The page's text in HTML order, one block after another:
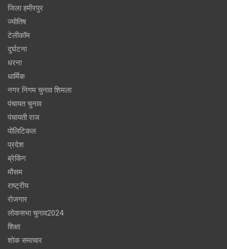
जिला हमीरपुर
ज्योतिष
टेलीकॉम
दुर्घटना
धरना
धार्मिक
नगर निगम चुनाव शिमला
पंचायत चुनाव
पंचायती राज
पोलिटिकल
प्रदेश
ब्रेकिंग
मौसम
राष्ट्रीय
रोजगार
लोकसभा चुनाव2024
शिक्षा
शोक समाचार